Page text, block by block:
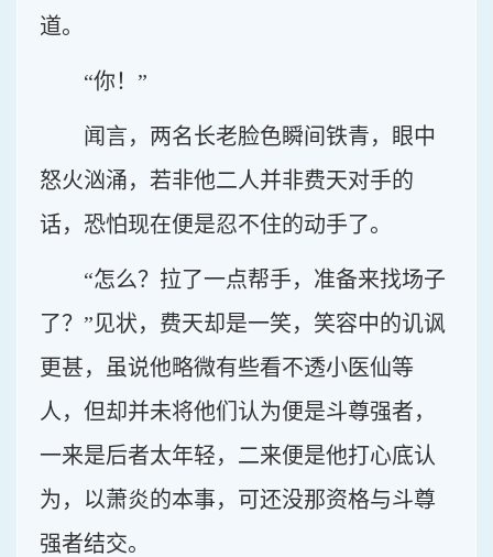
道。
“你！”
闻言，两名长老脸色瞬间铁青，眼中
怒火汹涌，若非他二人并非费天对手的
话，恐怕现在便是忍不住的动手了。
“怎么？拉了一点帮手，准备来找场子
了？”见状，费天却是一笑，笑容中的讥讽
更甚，虽说他略微有些看不透小医仙等
人，但却并未将他们认为便是斗尊强者，
一来是后者太年轻，二来便是他打心底认
为，以萧炎的本事，可还没那资格与斗尊
强者结交。